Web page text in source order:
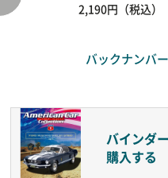
2,190円（税込）
バックナンバ
バインダ
購入する